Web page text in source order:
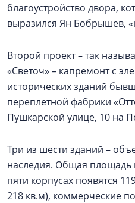
благоустройство двора,
выразился Ян Бобрышев,
Второй проект – так
«Светоч» – капремонт с
исторических зданий
переплетной фабрики
Пушкарской улице, 10 на
Три из шести зданий –
наследия. Общая площадь
пяти корпусах появятся
218 кв.м), коммерческие